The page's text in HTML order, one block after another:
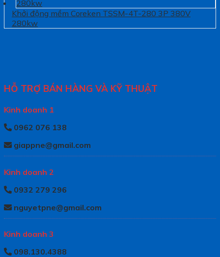
Khởi động mềm Coreken TSSM-4T-280 3P 380V
280kw
HỖ TRỢ BÁN HÀNG VÀ KỸ THUẬT
Kinh doanh 1
0962 076 138
giappne@gmail.com
Kinh doanh 2
0932 279 296
nguyetpne@gmail.com
Kinh doanh 3
098.130.4388